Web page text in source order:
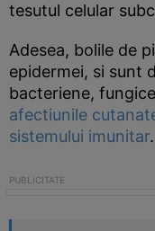
tesutul celular
Adesea, bolile de
epidermei, si sunt
bacteriene,
afectiunile
sistemului imunitar.